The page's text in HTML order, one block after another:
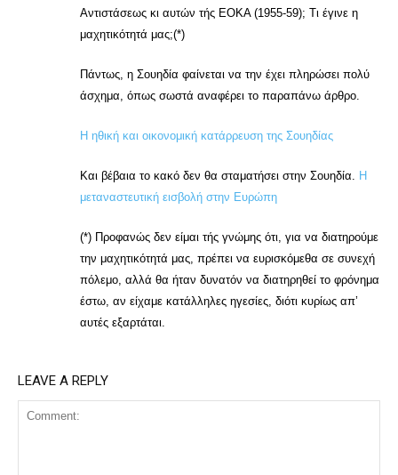
Αντιστάσεως κι αυτών τής ΕΟΚΑ (1955-59); Τι έγινε η
μαχητικότητά μας;(*)
Πάντως, η Σουηδία φαίνεται να την έχει πληρώσει πολύ
άσχημα, όπως σωστά αναφέρει το παραπάνω άρθρο.
Η ηθική και οικονομική κατάρρευση της Σουηδίας
Και βέβαια το κακό δεν θα σταματήσει στην Σουηδία.
Η
μεταναστευτική εισβολή στην Ευρώπη
(*) Προφανώς δεν είμαι τής γνώμης ότι, για να διατηρούμε
την μαχητικότητά μας, πρέπει να ευρισκόμεθα σε συνεχή
πόλεμο, αλλά θα ήταν δυνατόν να διατηρηθεί το φρόνημα
έστω, αν είχαμε κατάλληλες ηγεσίες, διότι κυρίως απ’
αυτές εξαρτάται.
LEAVE A REPLY